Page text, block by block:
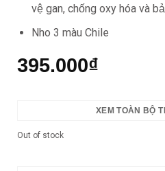
vệ gan, chống oxy hóa và
Nho 3 màu Chile
395.000₫
XEM TOÀN BỘ
Out of stock